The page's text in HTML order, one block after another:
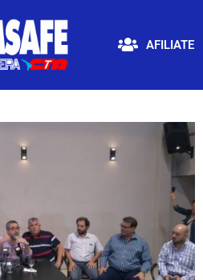
AFILIATE